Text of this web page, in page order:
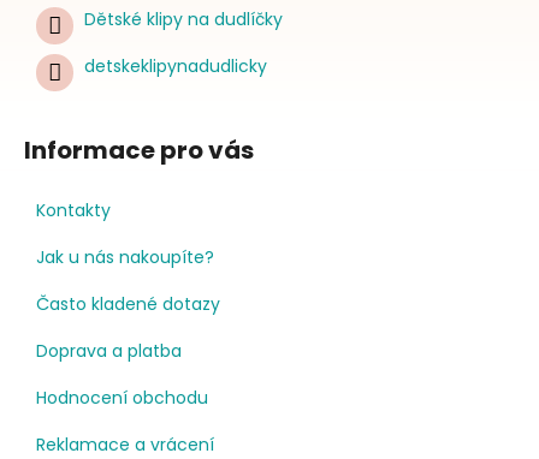
Dětské klipy na dudlíčky
detskeklipynadudlicky
Informace pro vás
Kontakty
Jak u nás nakoupíte?
Často kladené dotazy
Doprava a platba
Hodnocení obchodu
Reklamace a vrácení